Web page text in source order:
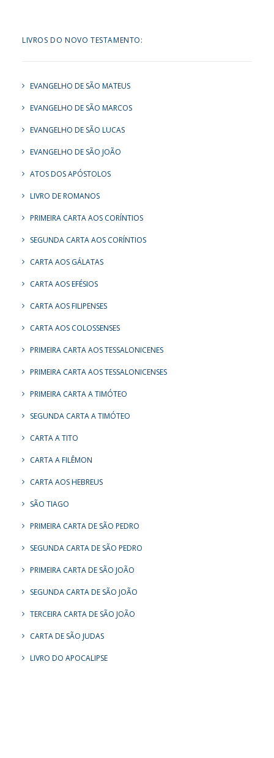
LIVROS DO NOVO TESTAMENTO:
EVANGELHO DE SÃO MATEUS
EVANGELHO DE SÃO MARCOS
EVANGELHO DE SÃO LUCAS
EVANGELHO DE SÃO JOÃO
ATOS DOS APÓSTOLOS
LIVRO DE ROMANOS
PRIMEIRA CARTA AOS CORÍNTIOS
SEGUNDA CARTA AOS CORÍNTIOS
CARTA AOS GÁLATAS
CARTA AOS EFÉSIOS
CARTA AOS FILIPENSES
CARTA AOS COLOSSENSES
PRIMEIRA CARTA AOS TESSALONICENES
PRIMEIRA CARTA AOS TESSALONICENSES
PRIMEIRA CARTA A TIMÓTEO
SEGUNDA CARTA A TIMÓTEO
CARTA A TITO
CARTA A FILÊMON
CARTA AOS HEBREUS
SÃO TIAGO
PRIMEIRA CARTA DE SÃO PEDRO
SEGUNDA CARTA DE SÃO PEDRO
PRIMEIRA CARTA DE SÃO JOÃO
SEGUNDA CARTA DE SÃO JOÃO
TERCEIRA CARTA DE SÃO JOÃO
CARTA DE SÃO JUDAS
LIVRO DO APOCALIPSE